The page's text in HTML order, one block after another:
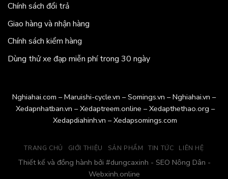
Chính sách đổi trả
Giao hàng và nhận hàng
Chính sách kiểm hàng
Dùng thử xe đạp miễn phí trong 30 ngày
Nghiahai.com –Maruishi-cycle.vn –Somings.vn –Nghiahai.vn –
Xedapnhatban.vn –Xedaptreem.online –Xedapthethao.org –
Xedapdiahinh.vn –Xedapsomings.com
TRANG CHỦ GIỚI THIỆU SẢN PHẨM TIN TỨC LIÊN HỆ
Thiết kế và đồng hành bởi #dungcaxinh - SEO Nông Dân -
Webxinh.online